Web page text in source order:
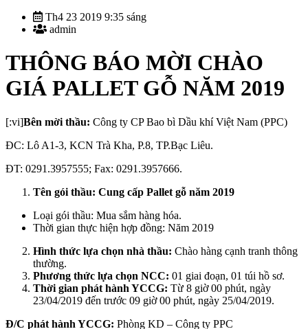
Th4 23 2019 9:35 sáng
admin
THÔNG BÁO MỜI CHÀO
GIÁ PALLET GỖ NĂM 2019
[:vi]Bên mời thầu: Công ty CP Bao bì Dầu khí Việt Nam (PPC)
ĐC: Lô A1-3, KCN Trà Kha, P.8, TP.Bạc Liêu.
ĐT: 0291.3957555; Fax: 0291.3957666.
Tên gói thầu: Cung cấp Pallet gỗ năm 2019
Loại gói thầu: Mua sắm hàng hóa.
Thời gian thực hiện hợp đồng: Năm 2019
Hình thức lựa chọn nhà thầu: Chào hàng cạnh tranh thông
thường.
Phương thức lựa chọn NCC: 01 giai đoạn, 01 túi hồ sơ.
Thời gian phát hành YCCG: Từ 8 giờ 00 phút, ngày
23/04/2019 đến trước 09 giờ 00 phút, ngày 25/04/2019.
Đ/C phát hành YCCG: Phòng KD – Công ty PPC